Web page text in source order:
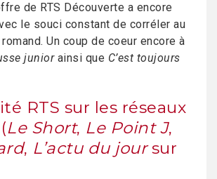
de RTS Découverte a encore
le souci constant de corréler au
Un coup de coeur encore à
juniorainsi que C’est toujours
RTS sur les réseaux
Le Short, Le Point J,
, L’actu du joursur